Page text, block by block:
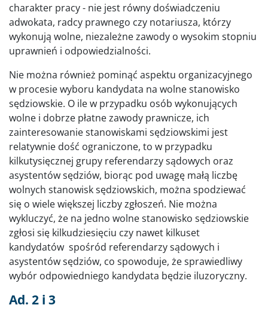
charakter pracy - nie jest równy doświadczeniu
adwokata, radcy prawnego czy notariusza, którzy
wykonują wolne, niezależne zawody o wysokim stopniu
uprawnień i odpowiedzialności.
Nie można również pominąć aspektu organizacyjnego
w procesie wyboru kandydata na wolne stanowisko
sędziowskie. O ile w przypadku osób wykonujących
wolne i dobrze płatne zawody prawnicze, ich
zainteresowanie stanowiskami sędziowskimi jest
relatywnie dość ograniczone, to w przypadku
kilkutysięcznej grupy referendarzy sądowych oraz
asystentów sędziów, biorąc pod uwagę małą liczbę
wolnych stanowisk sędziowskich, można spodziewać
się o wiele większej liczby zgłoszeń. Nie można
wykluczyć, że na jedno wolne stanowisko sędziowskie
zgłosi się kilkudziesięciu czy nawet kilkuset
kandydatów spośród referendarzy sądowych i
asystentów sędziów, co spowoduje, że sprawiedliwy
wybór odpowiedniego kandydata będzie iluzoryczny.
Ad. 2 i 3